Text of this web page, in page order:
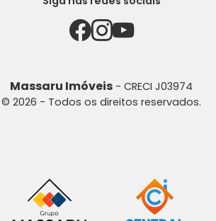
Massaru Imóveis - CRECI J03974
© 2026 - Todos os direitos reservados.